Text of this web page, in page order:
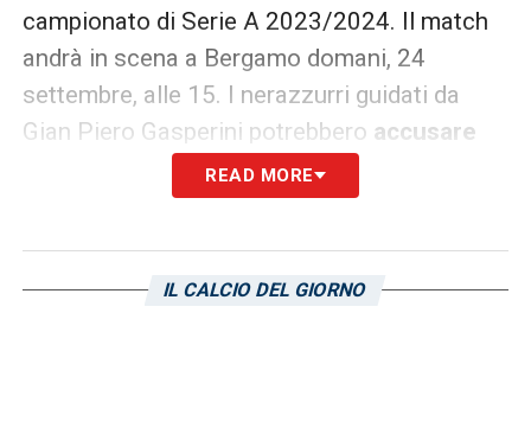
campionato di Serie A 2023/2024. Il match
andrà in scena a Bergamo domani, 24
settembre, alle 15. I nerazzurri guidati da
Gian Piero Gasperini potrebbero accusare
dopo l’impegno che li ha visti
protagonisti inEuropa Leaguecontro il
più che mai a trovare la prima vittoria nella
READ MORE
IL CALCIO DEL GIORNO